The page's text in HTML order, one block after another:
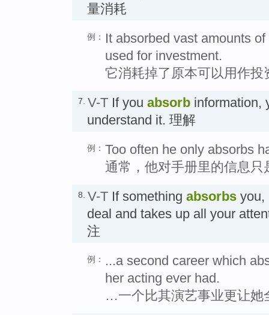
量消耗
例：
It absorbed vast amounts
used for investment.
它消耗掉了原本可以用作投
7. V-T If you absorb information,
understand it. 理解
例： Too often he only absorbs
通常，他对手册里的信息只
8. V-T If something absorbs you,
deal and takes up all your
注
例：
...a second career which
her acting ever had.
…一个比其演艺事业更让她